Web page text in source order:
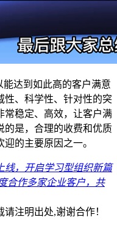
能达到如此高的客户满意
性、科学性、针对性的突
常稳定、高效，让客户满
的是，合理的收费和优质
的主要原因之一。
线，开启学习型组织新篇
合作多家企业客户，共
注明出处,谢谢合作！